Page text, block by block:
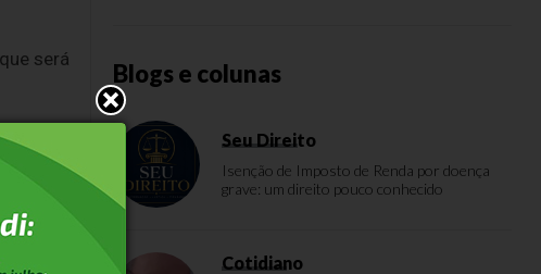
será
Blogs e colunas
Seu Direito
Isenção de Imposto de Renda por doença
grave: um direito pouco conhecido
Cotidiano